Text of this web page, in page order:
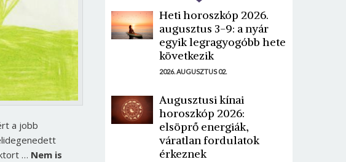
a jobb
… Nem is
Heti horoszkóp 2026.
augusztus 3-9: a nyár
egyik legragyogóbb hete
következik
2026. AUGUSZTUS 02.
Augusztusi kínai
horoszkóp 2026:
elsöprő energiák,
váratlan fordulatok
érkeznek